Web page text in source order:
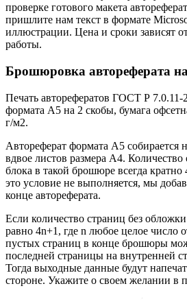
проверке готового макета
пришлите нам текст в формате
иллюстрации. Цена и сроки зависят
работы.
Брошюровка автореферата
Печать авторефератов ГОСТ Р
формата А5 на 2 скобы, бумага
г/м2.
Автореферат формата А5 собирается
вдвое листов размера А4. Количество
блока в такой брошюре всегда
это условие не выполняется, мы
конце автореферата.
Если количество страниц без
равно 4n+1, где n любое целое число
пустых страниц в конце брошюры
последней страницы на внутренней
Тогда выходные данные будут
стороне. Укажите о своем желании в